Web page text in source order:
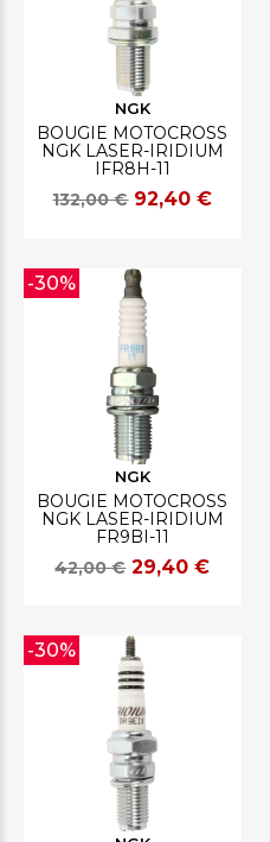
NGK
BOUGIE MOTOCROSS
NGK LASER-IRIDIUM
IFR8H-11
132,00 € 92,40 €
NGK
BOUGIE MOTOCROSS
NGK LASER-IRIDIUM
FR9BI-11
42,00 € 29,40 €
-30%
-30%